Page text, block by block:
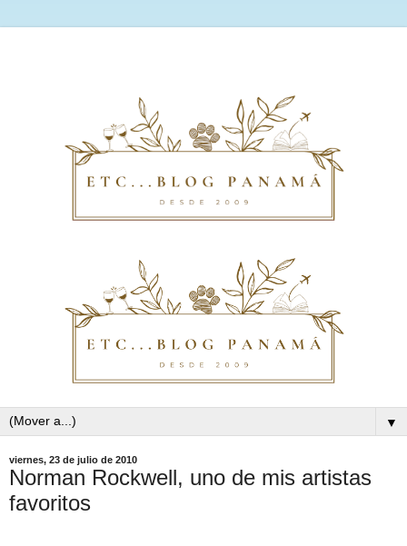
▼
viernes, 23 de julio de 2010
Norman Rockwell, uno de mis artistas
favoritos